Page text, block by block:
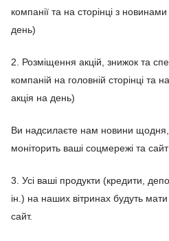
компанії та на сторінці з
день)
2. Розміщення акцій, знижок та
компаній на головній сторінці та
акція на день)
Ви надсилаєте нам новини
моніторить ваші соцмережі та сайт
3. Усі ваші продукти (кредити,
ін.) на наших вітринах будуть
сайт.